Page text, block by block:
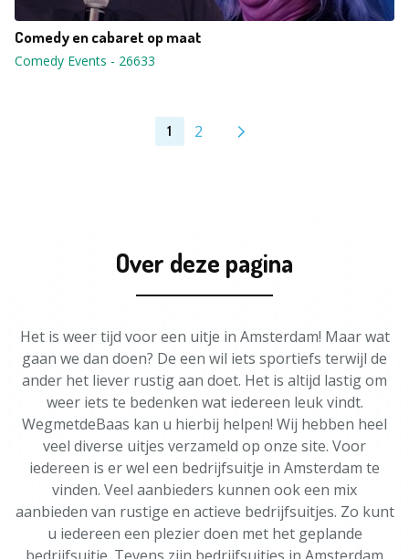
Comedy en cabaret op maat
Comedy Events - 26633
1 2
Over deze pagina
Het is weer tijd voor een uitje in Amsterdam! Maar wat
gaan we dan doen? De een wil iets sportiefs terwijl de
ander het liever rustig aan doet. Het is altijd lastig om
weer iets te bedenken wat iedereen leuk vindt.
WegmetdeBaas kan u hierbij helpen! Wij hebben heel
veel diverse uitjes verzameld op onze site. Voor
iedereen is er wel een bedrijfsuitje in Amsterdam te
vinden. Veel aanbieders kunnen ook een mix
aanbieden van rustige en actieve bedrijfsuitjes. Zo kunt
u iedereen een plezier doen met het geplande